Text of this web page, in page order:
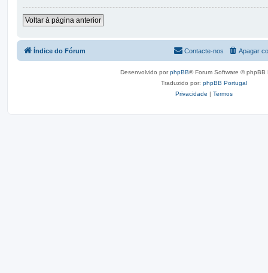
Voltar à página anterior
Índice do Fórum Apagar
Contacte-nos
Desenvolvido porphpBB® Forum Software © phpBB
Traduzido por: phpBB Portugal
Privacidade | Termos